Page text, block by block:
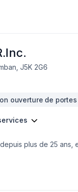
J5K 2G6
ouverture de
plus de 25
dans la rénovation